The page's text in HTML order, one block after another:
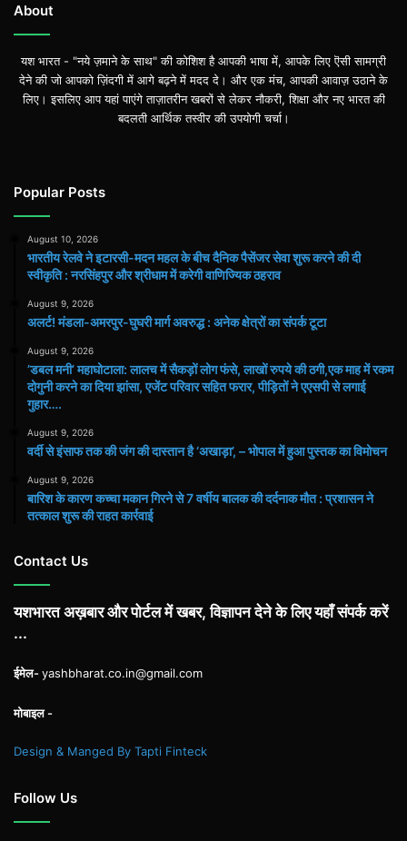
About
यश भारत - "नये ज़माने के साथ" की कोशिश है आपकी भाषा में, आपके लिए ऎसी सामग्री
देने की जो आपको ज़िंदगी में आगे बढ़ने में मदद दे। और एक मंच, आपकी आवाज़ उठाने के
लिए। इसलिए आप यहां पाएंगे ताज़ातरीन खबरों से लेकर नौकरी, शिक्षा और नए भारत की
बदलती आर्थिक तस्वीर की उपयोगी चर्चा।
Popular Posts
August 10, 2026
भारतीय रेलवे ने इटारसी-मदन महल के बीच दैनिक पैसेंजर सेवा शुरू करने की दी
स्वीकृति : नरसिंहपुर और श्रीधाम में करेगी वाणिज्यिक ठहराव
August 9, 2026
अलर्ट! मंडला-अमरपुर-घुघरी मार्ग अवरुद्ध : अनेक क्षेत्रों का संपर्क टूटा
August 9, 2026
​’डबल मनी’ महाघोटाला: लालच में सैकड़ों लोग फंसे, लाखों रुपये की ठगी,एक माह में रकम
दोगुनी करने का दिया झांसा, एजेंट परिवार सहित फरार, पीड़ितों ने एएसपी से लगाई
गुहार….
August 9, 2026
वर्दी से इंसाफ तक की जंग की दास्तान है ‘अखाड़ा’, – भोपाल में हुआ पुस्तक का विमोचन
August 9, 2026
बारिश के कारण कच्चा मकान गिरने से 7 वर्षीय बालक की दर्दनाक मौत : प्रशासन ने
तत्काल शुरू की राहत कार्रवाई
Contact Us
यशभारत अख़बार और पोर्टल में खबर, विज्ञापन देने के लिए यहाँ संपर्क करें
...
ईमेल-yashbharat.co.in@gmail.com
मोबाइल -
Design & Manged By Tapti Finteck
Follow Us